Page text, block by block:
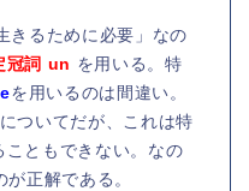
きるために必要」なの
冠詞 un を用いる。特
を用いるのは間違い。
についてだが、これは特
こともできない。なの
が正解である。